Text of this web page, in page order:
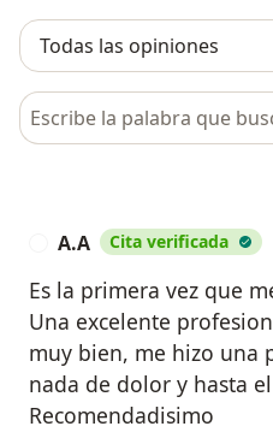
Busca en opiniones
A.A Cita verificada
Es la primera vez que
Una excelente
muy bien, me hizo una
nada de dolor y hasta
Recomendadisimo